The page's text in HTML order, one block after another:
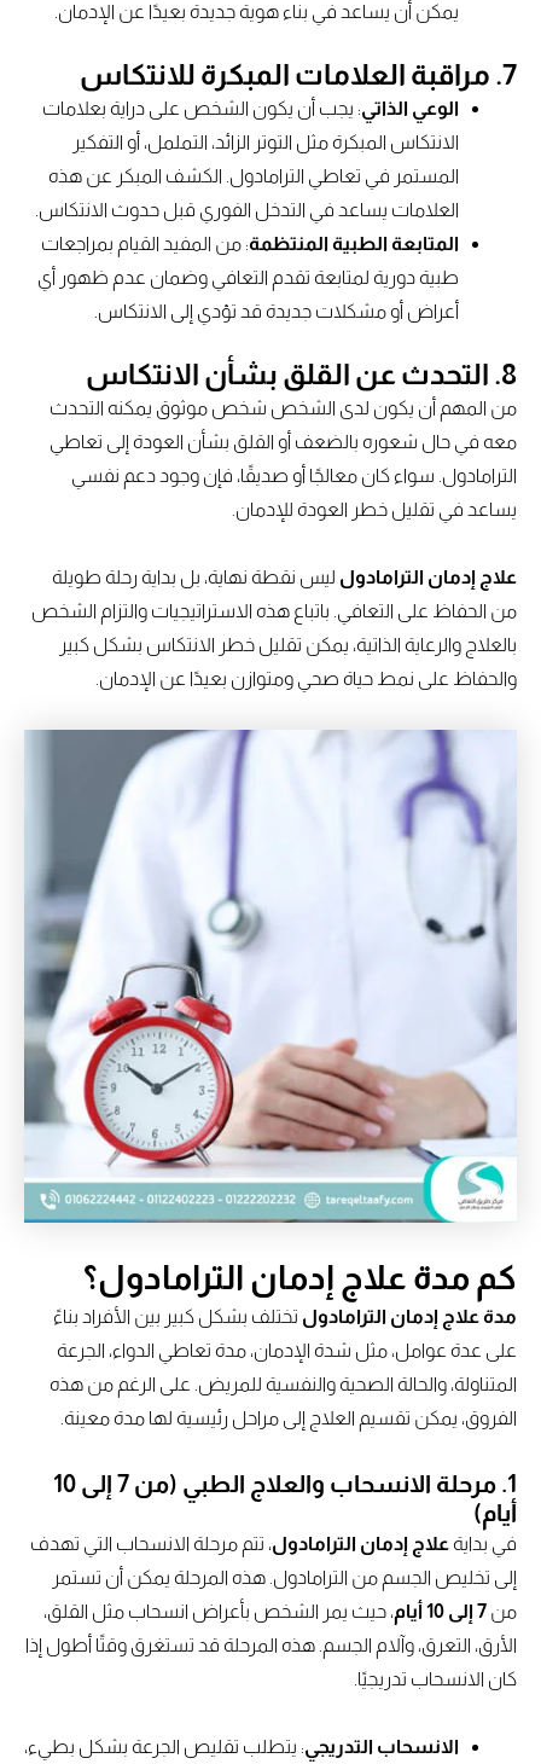
يمكن أن يساعد في بناء هوية جديدة بعيدًا عن الإدمان.
7. مراقبة العلامات المبكرة للانتكاس
الوعي الذاتي : يجب أن يكون الشخص على دراية بعلامات
الانتكاس المبكرة مثل التوتر الزائد، التململ، أو التفكير
المستمر في تعاطي الترامادول. الكشف المبكر عن هذه
العلامات يساعد في التدخل الفوري قبل حدوث الانتكاس.
المتابعة الطبية المنتظمة: من المفيد القيام بمراجعات
طبية دورية لمتابعة تقدم التعافي وضمان عدم ظهور أي
أعراض أو مشكلات جديدة قد تؤدي إلى الانتكاس.
8. التحدث عن القلق بشأن الانتكاس
من المهم أن يكون لدى الشخص شخص موثوق يمكنه التحدث
معه في حال شعوره بالضعف أو القلق بشأن العودة إلى تعاطي
الترامادول. سواء كان معالجًا أو صديقًا، فإن وجود دعم نفسي
يساعد في تقليل خطر العودة للإدمان.
علاج إدمان الترامادول ليس نقطة نهاية، بل بداية رحلة طويلة
من الحفاظ على التعافي. باتباع هذه الاستراتيجيات والتزام الشخص
بالعلاج والرعاية الذاتية، يمكن تقليل خطر الانتكاس بشكل كبير
والحفاظ على نمط حياة صحي ومتوازن بعيدًا عن الإدمان.
كم مدة علاج إدمان الترامادول؟
مدة علاج إدمان الترامادول تختلف بشكل كبير بين الأفراد بناءً
على عدة عوامل، مثل شدة الإدمان، مدة تعاطي الدواء، الجرعة
المتناولة، والحالة الصحية والنفسية للمريض. على الرغم من هذه
الفروق، يمكن تقسيم العلاج إلى مراحل رئيسية لها مدة معينة.
مرحلة الانسحاب والعلاج الطبي (من 7 إلى 10
أيام)
في بدايةعلاج إدمان الترامادول ، تتم مرحلة الانسحاب التي تهدف
إلى تخليص الجسم من الترامادول. هذه المرحلة يمكن أن تستمر
من7 إلى 10 أيام
، حيث يمر الشخص بأعراض انسحاب مثل القلق،
الأرق، التعرق، وآلام الجسم. هذه المرحلة قد تستغرق وقتًا أطول إذا
كان الانسحاب تدريجيًا.
الانسحاب التدريجي : يتطلب تقليص الجرعة بشكل بطيء،